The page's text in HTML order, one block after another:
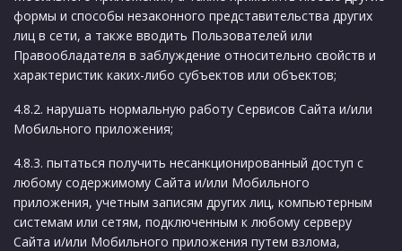
формы и способы незаконного представительства других
лиц в сети, а также вводить Пользователей или
Правообладателя в заблуждение относительно свойств и
характеристик каких-либо субъектов или объектов;
4.8.2. нарушать нормальную работу Сервисов Сайта и/или
Мобильного приложения;
4.8.3. пытаться получить несанкционированный доступ с
любому содержимому Сайта и/или Мобильного
приложения, учетным записям других лиц, компьютерным
системам или сетям, подключенным к любому серверу
Сайта и/или Мобильного приложения путем взлома,